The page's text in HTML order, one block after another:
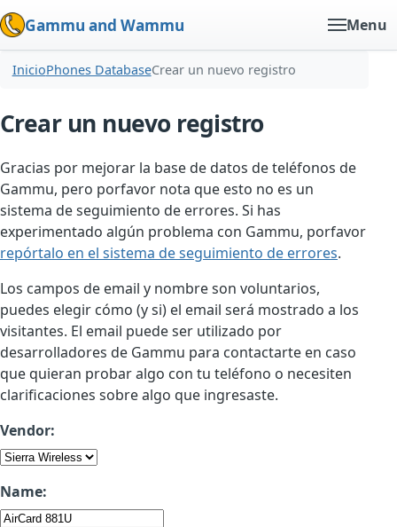
Gammu and Wammu Menu
InicioPhones DatabaseCrear un nuevo registro
Crear un nuevo registro
Gracias por mejorar la base de datos de teléfonos de
Gammu, pero porfavor nota que esto no es un
sistema de seguimiento de errores. Si has
experimentado algún problema con Gammu, porfavor
repórtalo en el sistema de seguimiento de errores.
Los campos de email y nombre son voluntarios,
puedes elegir cómo (y si) el email será mostrado a los
visitantes. El email puede ser utilizado por
desarrolladores de Gammu para contactarte en caso
que quieran probar algo con tu teléfono o necesiten
clarificaciones sobre algo que ingresaste.
Vendor:
Name: